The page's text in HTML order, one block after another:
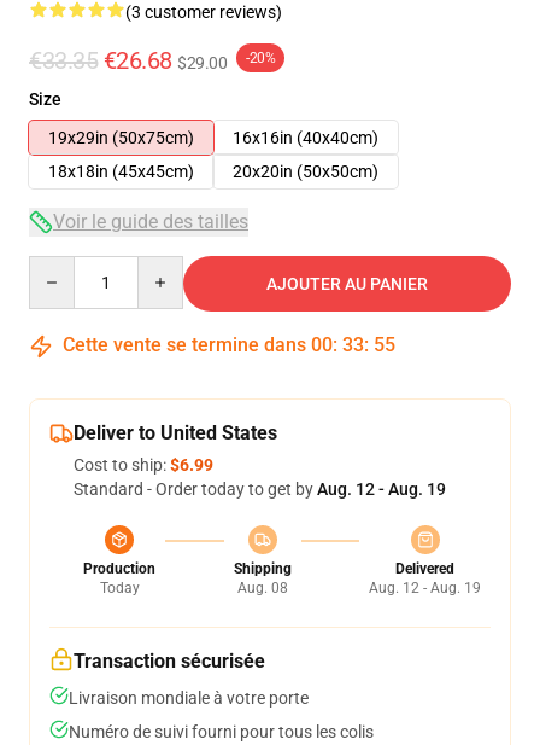
(3 customer reviews)
€33.35 €26.68 $29.00 -20%
Size
19x29in (50x75cm)
16x16in (40x40cm)
18x18in (45x45cm)
20x20in (50x50cm)
Voir le guide des tailles
AJOUTER AU PANIER
Cette vente se termine dans 00: 33: 54
Deliver to United States
Cost to ship:$6.99
Standard - Order today to get byAug. 12 - Aug. 19
Production
Today
Shipping
Aug. 08
Delivered
Aug. 12 - Aug. 19
Transaction sécurisée
Livraison mondiale à votre porte
Numéro de suivi fourni pour tous les colis